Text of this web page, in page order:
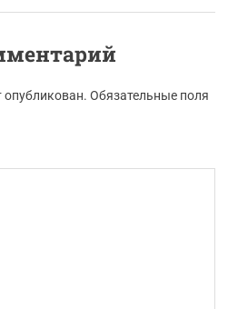
опубликован. Обязательные поля